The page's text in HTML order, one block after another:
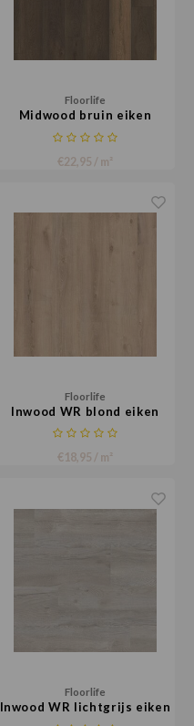
Floorlife
Midwood bruin eiken
€22,95 / m²
Floorlife
Inwood WR blond eiken
€18,95 / m²
Floorlife
Inwood WR lichtgrijs eiken